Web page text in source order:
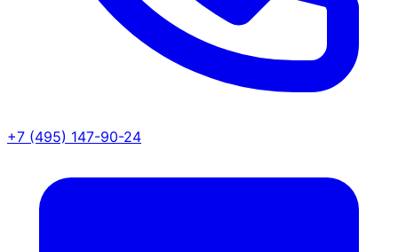
+7 (495) 147-90-24